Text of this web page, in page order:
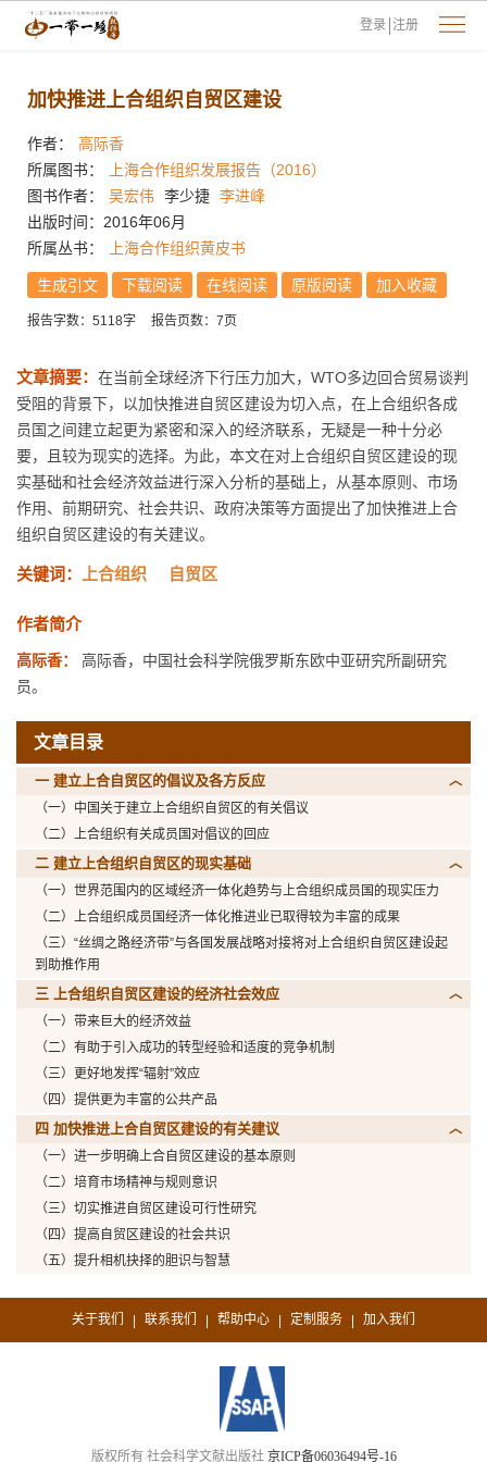
登录 注册
加快推进上合组织自贸区建设
作者：
高际香
所属图书：
上海合作组织发展报告（2016）
图书作者：
吴宏伟 李少捷 李进峰
出版时间：2016年06月
所属丛书：
上海合作组织黄皮书
生成引文 下载阅读 在线阅读 原版阅读 加入收藏
报告字数：5118字 报告页数：7页
文章摘要： 在当前全球经济下行压力加大，WTO多边回合贸易谈判
受阻的背景下，以加快推进自贸区建设为切入点，在上合组织各成
员国之间建立起更为紧密和深入的经济联系，无疑是一种十分必
要，且较为现实的选择。为此，本文在对上合组织自贸区建设的现
实基础和社会经济效益进行深入分析的基础上，从基本原则、市场
作用、前期研究、社会共识、政府决策等方面提出了加快推进上合
组织自贸区建设的有关建议。
关键词： 上合组织 自贸区
作者简介
高际香：
高际香，中国社会科学院俄罗斯东欧中亚研究所副研究
员。
文章目录
一 建立上合自贸区的倡议及各方反应
（一）中国关于建立上合组织自贸区的有关倡议
（二）上合组织有关成员国对倡议的回应
二 建立上合组织自贸区的现实基础
（一）世界范围内的区域经济一体化趋势与上合组织成员国的现实压力
（二）上合组织成员国经济一体化推进业已取得较为丰富的成果
（三）“丝绸之路经济带”与各国发展战略对接将对上合组织自贸区建设起
到助推作用
三 上合组织自贸区建设的经济社会效应
（一）带来巨大的经济效益
（二）有助于引入成功的转型经验和适度的竞争机制
（三）更好地发挥“辐射”效应
（四）提供更为丰富的公共产品
四 加快推进上合自贸区建设的有关建议
（一）进一步明确上合自贸区建设的基本原则
（二）培育市场精神与规则意识
（三）切实推进自贸区建设可行性研究
（四）提高自贸区建设的社会共识
（五）提升相机抉择的胆识与智慧
关于我们 | 联系我们 | 帮助中心 | 定制服务 | 加入我们
版权所有 社会科学文献出版社 京ICP备06036494号-16